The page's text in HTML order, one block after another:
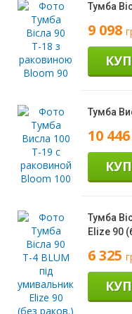
Тумба
9 098
Тумба
10 446
Тумба
Elize 90
6 325